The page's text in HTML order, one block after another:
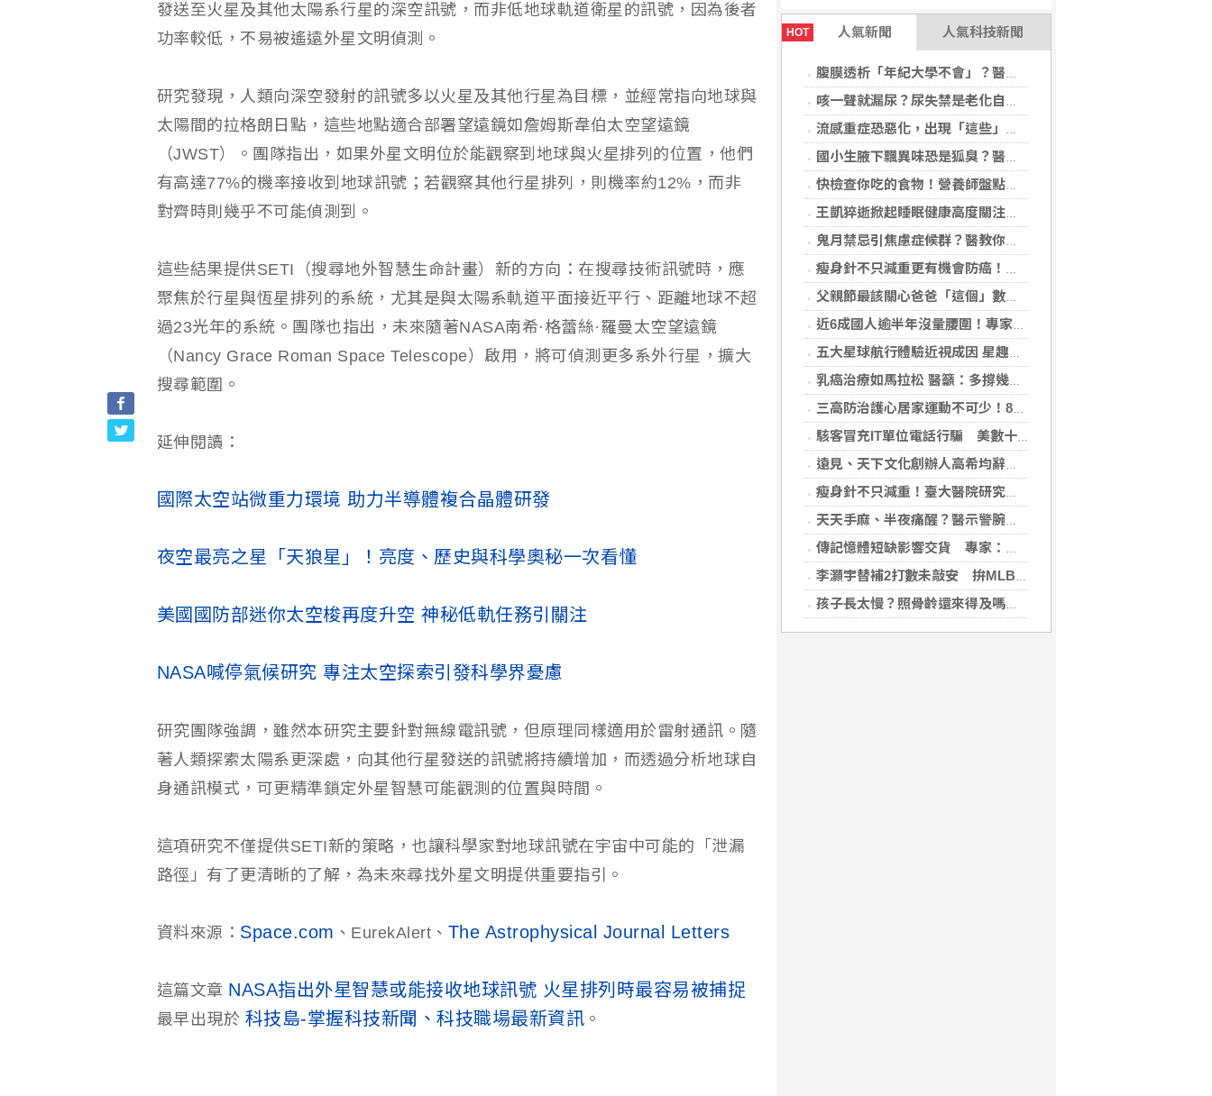
HOT 人氣新聞 人氣科技新聞
腹膜透析「年紀大學不會」？醫：年齡並非限制 評估還要看3面向
咳一聲就漏尿？尿失禁是老化自然現象？醫揭：不同尿失禁的治療方式
流感重症恐惡化，出現「這些」症狀別再等！醫籲：別因非流感季就掉以輕心
國小生腋下飄異味恐是狐臭？醫：若伴青春期徵象應評估性早熟
快檢查你吃的食物！營養師盤點「5大反式脂肪來源」跟你想的不同
王凱猝逝掀起睡眠健康高度關注！醫籲：最危險的不是熬夜，而是「這個」錯覺
鬼月禁忌引焦慮症候群？醫教你破除強迫症狀與焦慮迷思
瘦身針不只減重更有機會防癌！無糖尿病肥胖者使用GLP-1藥物 罹癌風險顯著下降
父親節最該關心爸爸「這個」數字！中西醫聯手揪出三高危機
近6成國人逾半年沒量腰圍！專家籲每月量1次 幫助揪出代謝症候群
五大星球航行體驗近視成因 星趣控「視覺星球挑戰2.0」動手又動腦
乳癌治療如馬拉松 醫籲：多撐幾個月可能等到下一個救命藥
三高防治護心居家運動不可少！888知能宣導互動遊戲，掌握自己的健康密碼
駭客冒充IT單位電話行騙 美數十家金融機構成目標
遠見、天下文化創辦人高希均辭世 留下華人世界珍貴思想遺產
瘦身針不只減重！臺大醫院研究：有機會降低13種肥胖相關癌症41%風險
天天手麻、半夜痛醒？醫示警腕隧道症候群 女性發生率最高增10倍
傳記憶體短缺影響交貨 專家：台積電可調整產線應對
李灝宇替補2打數未敲安 拚MLB台將單季最多安卡關
孩子長太慢？照骨齡還來得及嗎？AI骨齡輔助判讀系統成臨床評估重要參考
發送至火星及其他太陽系行星的深空訊號，而非低地球軌道衛星的訊號，因為後者
功率較低，不易被遙遠外星文明偵測。
研究發現，人類向深空發射的訊號多以火星及其他行星為目標，並經常指向地球與
太陽間的拉格朗日點，這些地點適合部署望遠鏡如詹姆斯韋伯太空望遠鏡
（JWST）。團隊指出，如果外星文明位於能觀察到地球與火星排列的位置，他們
有高達77%的機率接收到地球訊號；若觀察其他行星排列，則機率約12%，而非
對齊時則幾乎不可能偵測到。
這些結果提供SETI（搜尋地外智慧生命計畫）新的方向：在搜尋技術訊號時，應
聚焦於行星與恆星排列的系統，尤其是與太陽系軌道平面接近平行、距離地球不超
過23光年的系統。團隊也指出，未來隨著NASA南希·格蕾絲·羅曼太空望遠鏡
（Nancy Grace Roman Space Telescope）啟用，將可偵測更多系外行星，擴大
搜尋範圍。
延伸閱讀：
國際太空站微重力環境 助力半導體複合晶體研發
夜空最亮之星「天狼星」！亮度、歷史與科學奧秘一次看懂
美國國防部迷你太空梭再度升空 神秘低軌任務引關注
NASA喊停氣候研究 專注太空探索引發科學界憂慮
研究團隊強調，雖然本研究主要針對無線電訊號，但原理同樣適用於雷射通訊。隨
著人類探索太陽系更深處，向其他行星發送的訊號將持續增加，而透過分析地球自
身通訊模式，可更精準鎖定外星智慧可能觀測的位置與時間。
這項研究不僅提供SETI新的策略，也讓科學家對地球訊號在宇宙中可能的「泄漏
路徑」有了更清晰的了解，為未來尋找外星文明提供重要指引。
資料來源： Space.com 、EurekAlert、 The Astrophysical Journal Letters
這篇文章 NASA指出外星智慧或能接收地球訊號 火星排列時最容易被捕捉
最早出現於 科技島-掌握科技新聞、科技職場最新資訊 。